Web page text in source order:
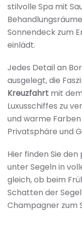
stilvolle Spa mit
Sonnendeck zum
einlädt.
Jedes Detail an
ausgelegt, die
Kreuzfahrt mit
Luxusschiffes zu
und warme
Privatsphäre und
Hier finden Sie
unter Segeln in
gleich, ob beim
Schatten der
Champagner zum